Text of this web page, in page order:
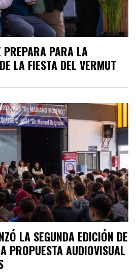
PARA LA
LA FIESTA DEL VERMUT
LA SEGUNDA EDICIÓN DE
PROPUESTA AUDIOVISUAL